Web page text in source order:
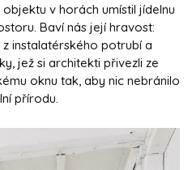
v horách umístil jídelnu
Baví nás její hravost:
instalatérského potrubí a
jež si architekti přivezli ze
oknu tak, aby nic nebránilo
přírodu.